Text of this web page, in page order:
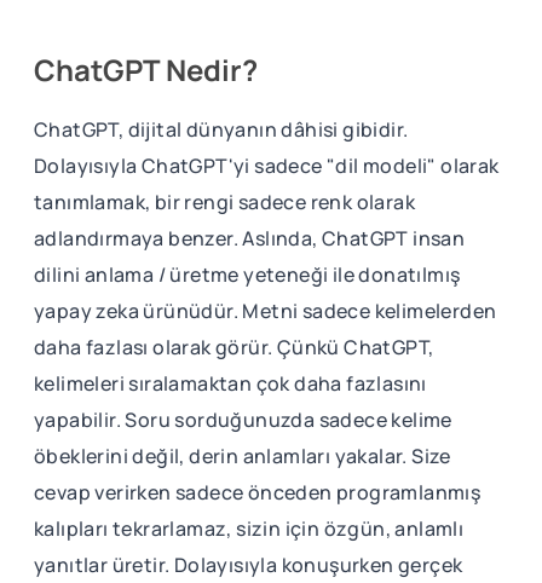
ChatGPT Nedir?
ChatGPT, dijital dünyanın dâhisi gibidir.
Dolayısıyla ChatGPT'yi sadece "dil modeli" olarak
tanımlamak, bir rengi sadece renk olarak
adlandırmaya benzer. Aslında, ChatGPT insan
dilini anlama / üretme yeteneği ile donatılmış
yapay zeka ürünüdür. Metni sadece kelimelerden
daha fazlası olarak görür. Çünkü ChatGPT,
kelimeleri sıralamaktan çok daha fazlasını
yapabilir. Soru sorduğunuzda sadece kelime
öbeklerini değil, derin anlamları yakalar. Size
cevap verirken sadece önceden programlanmış
kalıpları tekrarlamaz, sizin için özgün, anlamlı
yanıtlar üretir. Dolayısıyla konuşurken gerçek